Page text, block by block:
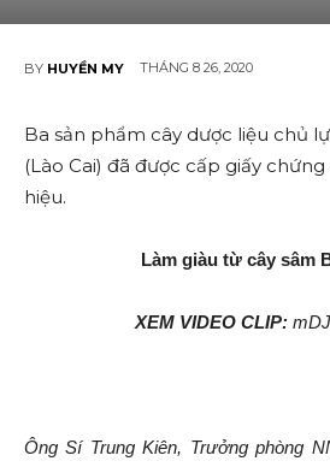
BY HUYỀN MY THÁNG 8 26, 2020
Ba sản phẩm cây dược liệu chủ
(Lào Cai) đã được cấp giấy
hiệu.
Làm giàu từ cây sâm
XEM VIDEO CLIP:
Ông Sí Trung Kiên, Trưởng phòng